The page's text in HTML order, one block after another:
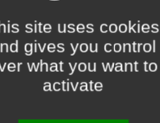
site uses cookies
gives you control
what you want to
activate